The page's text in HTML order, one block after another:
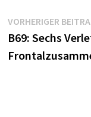
VORHERIGER
B69: Sechs